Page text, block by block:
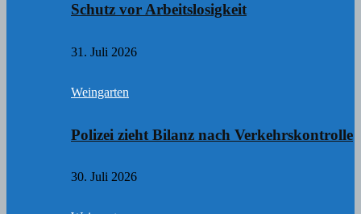
Schutz vor Arbeitslosigkeit
31. Juli 2026
Weingarten
Polizei zieht Bilanz nach Verkehrskontrolle
30. Juli 2026